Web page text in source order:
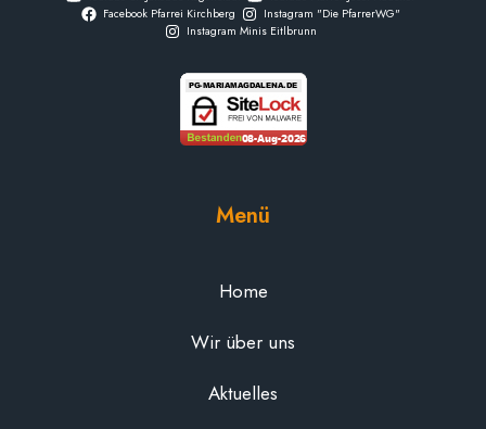
Facebook Pfarrei Kirchberg
Instagram "Die PfarrerWG"
Instagram Minis Eitlbrunn
Menü
Home
Wir über uns
Aktuelles